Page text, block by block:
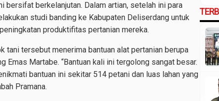
bersifat berkelanjutan. Dalam artian, setelah ini para
studi banding ke Kabupaten Deliserdang untuk
produktifitas pertanian mereka.
tani tersebut menerima bantuan alat pertanian berupa
Emas Martabe. “Bantuan kali ini tergolong sangat besar.
bantuan ini sekitar 514 petani dan luas lahan yang
Pramana.